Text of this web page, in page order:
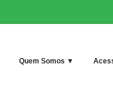
Quem Somos ▼